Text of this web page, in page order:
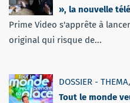
», la nouvelle
Prime Video s'apprête à
original qui risque de...
DOSSIER - THEMA,
Tout le monde